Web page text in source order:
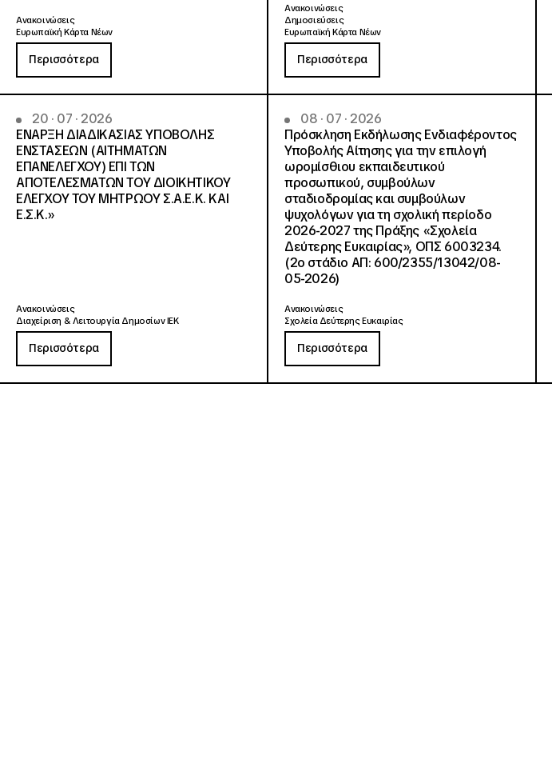
Ανακοινώσεις
Ευρωπαϊκή Κάρτα Νέων
Περισσότερα
Ανακοινώσεις
Δημοσιεύσεις
Ευρωπαϊκή Κάρτα Νέων
Περισσότερα
20 · 07 · 2026
ΕΝΑΡΞΗ ΔΙΑΔΙΚΑΣΙΑΣ ΥΠΟΒΟΛΗΣ
ΕΝΣΤΑΣΕΩΝ (ΑΙΤΗΜΑΤΩΝ
ΕΠΑΝΕΛΕΓΧΟΥ) ΕΠΙ ΤΩΝ
ΑΠΟΤΕΛΕΣΜΑΤΩΝ ΤΟΥ ΔΙΟΙΚΗΤΙΚΟΥ
ΕΛΕΓΧΟΥ ΤΟΥ ΜΗΤΡΩΟΥ Σ.Α.Ε.Κ. ΚΑΙ
Ε.Σ.Κ.»
Ανακοινώσεις
Διαχείριση & Λειτουργία Δημοσίων ΙΕΚ
Περισσότερα
08 · 07 · 2026
Πρόσκληση Εκδήλωσης Ενδιαφέροντος
Υποβολής Αίτησης για την επιλογή
ωρομίσθιου εκπαιδευτικού
προσωπικού, συμβούλων
σταδιοδρομίας και συμβούλων
ψυχολόγων για τη σχολική περίοδο
2026-2027 της Πράξης «Σχολεία
Δεύτερης Ευκαιρίας», ΟΠΣ 6003234.
(2ο στάδιο ΑΠ: 600/2355/13042/08-
05-2026)
Ανακοινώσεις
Σχολεία Δεύτερης Ευκαιρίας
Περισσότερα